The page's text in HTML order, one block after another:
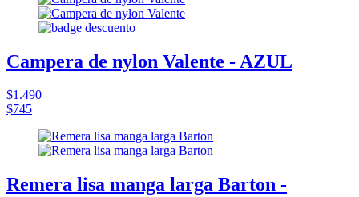
Campera de nylon Valente - AZUL
$1.490
$745
Remera lisa manga larga Barton -